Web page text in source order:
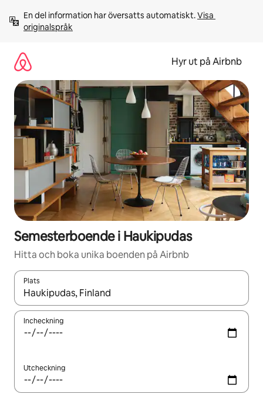
innehåll
En del information har översatts automatiskt. Visa
originalspråk
Hyr ut på Airbnb
Semesterboende i Haukipudas
Hitta och boka unika boenden på Airbnb
Plats
När resultaten är tillgängliga kan du navigera med upp- och
Incheckning
Utcheckning